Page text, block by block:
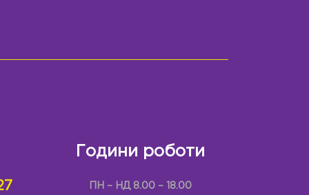
Години роботи
ПН – НД 8.00 – 18.00